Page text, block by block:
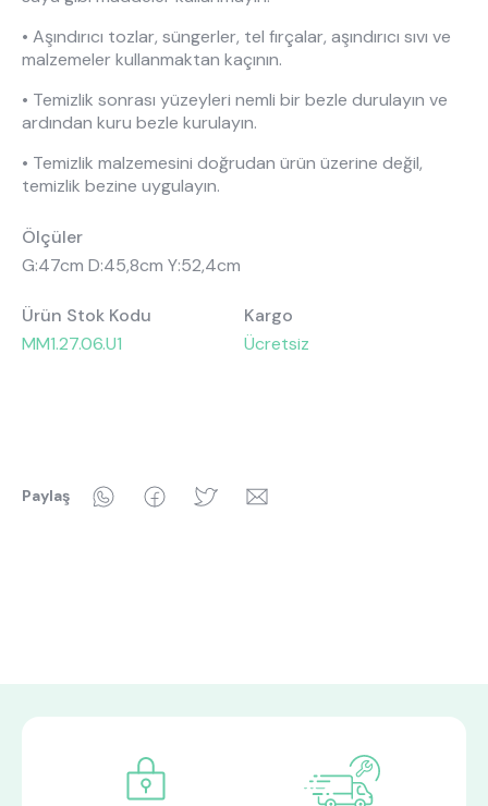
• Aşındırıcı tozlar, süngerler, tel fırçalar, aşındırıcı sıvı ve
malzemeler kullanmaktan kaçının.
• Temizlik sonrası yüzeyleri nemli bir bezle durulayın ve
ardından kuru bezle kurulayın.
• Temizlik malzemesini doğrudan ürün üzerine değil,
temizlik bezine uygulayın.
Ölçüler
G:47cm D:45,8cm Y:52,4cm
Ürün Stok Kodu
MM1.27.06.U1
Kargo
Ücretsiz
Paylaş WhatsAppFacebookTwitter